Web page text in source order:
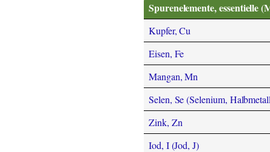
Spurenelemente, essentielle
Kupfer, Cu
Eisen, Fe
Mangan, Mn
Selen, Se (Selenium,
Zink, Zn
Iod, I (Jod, J)